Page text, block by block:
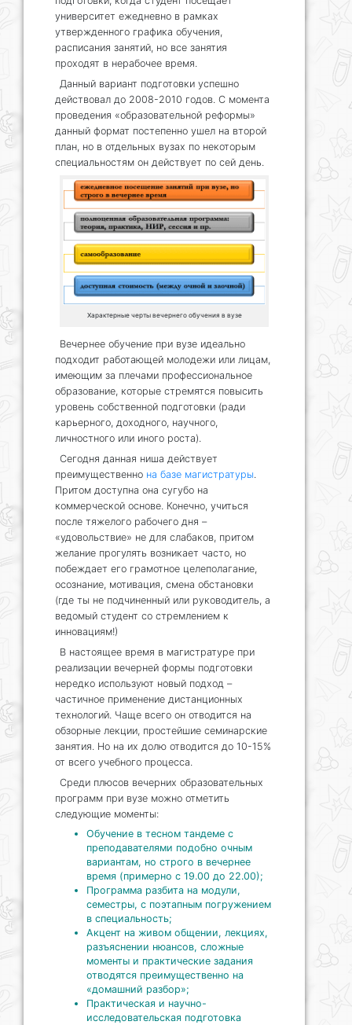
университет ежедневно в рамках
утвержденного графика обучения,
расписания занятий, но все занятия
проходят в нерабочее время.
Данный вариант подготовки успешно
действовал до 2008-2010 годов. С момента
проведения «образовательной реформы»
данный формат постепенно ушел на второй
план, но в отдельных вузах по некоторым
специальностям он действует по сей день.
Характерные черты вечернего обучения в вузе
Вечернее обучение при вузе идеально
подходит работающей молодежи или лицам,
имеющим за плечами профессиональное
образование, которые стремятся повысить
уровень собственной подготовки (ради
карьерного, доходного, научного,
личностного или иного роста).
Сегодня данная ниша действует
преимущественно на базе магистратуры.
Притом доступна она сугубо на
коммерческой основе. Конечно, учиться
после тяжелого рабочего дня –
«удовольствие» не для слабаков, притом
желание прогулять возникает часто, но
побеждает его грамотное целеполагание,
осознание, мотивация, смена обстановки
(где ты не подчиненный или руководитель, а
ведомый студент со стремлением к
инновациям!)
В настоящее время в магистратуре при
реализации вечерней формы подготовки
нередко используют новый подход –
частичное применение дистанционных
технологий. Чаще всего он отводится на
обзорные лекции, простейшие семинарские
занятия. Но на их долю отводится до 10-15%
от всего учебного процесса.
Среди плюсов вечерних образовательных
программ при вузе можно отметить
следующие моменты:
Обучение в тесном тандеме с
преподавателями подобно очным
вариантам, но строго в вечернее
время (примерно с 19.00 до 22.00);
Программа разбита на модули,
семестры, с поэтапным погружением
в специальность;
Акцент на живом общении, лекциях,
разъяснении нюансов, сложные
моменты и практические задания
отводятся преимущественно на
«домашний разбор»;
Практическая и научно-
исследовательская подготовка